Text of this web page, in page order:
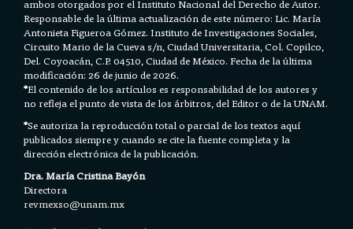
ambos otorgados por el Instituto Nacional del Derecho de Autor.
Responsable de la última actualización de este número: Lic. María
Antonieta Figueroa Gómez. Instituto de Investigaciones Sociales,
Circuito Mario de la Cueva s/n, Ciudad Universitaria, Col. Copilco,
Del. Coyoacán, C.P. 04510, Ciudad de México. Fecha de la última
modificación: 26 de junio de 2026.
*El contenido de los artículos es responsabilidad de los autores y
no refleja el punto de vista de los árbitros, del Editor o de la UNAM.
*Se autoriza la reproducción total o parcial de los textos aquí
publicados siempre y cuando se cite la fuente completa y la
dirección electrónica de la publicación.
Dra. María Cristina Bayón
Directora
revmexso@unam.mx